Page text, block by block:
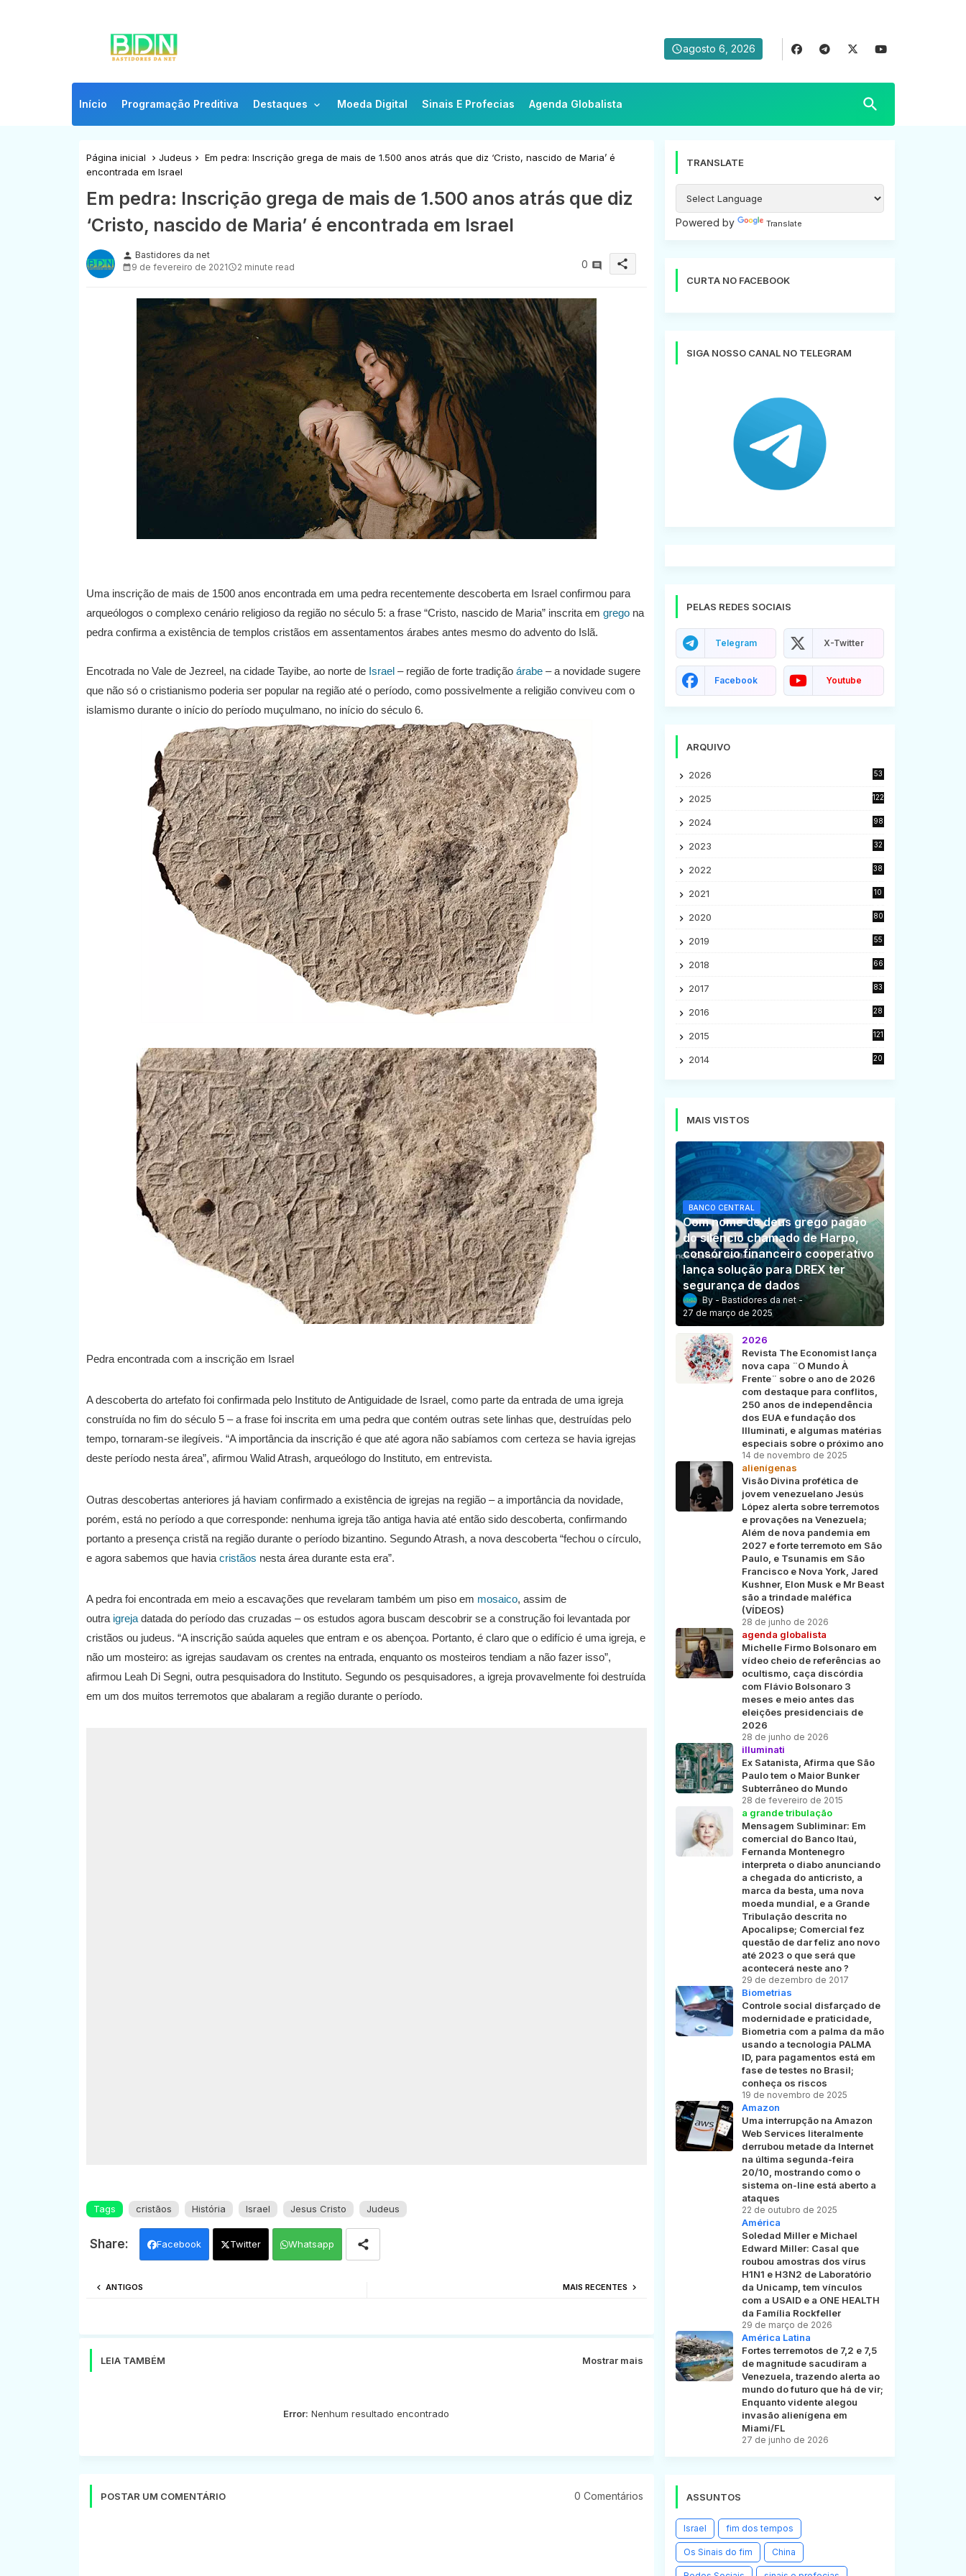
agosto 6, 2026
Início Programação Preditiva Destaques Moeda Digital Sinais E Profecias Agenda Globalista
Página inicial Judeus
Em pedra: Inscrição grega de mais de 1.500 anos atrás que diz ‘Cristo, nascido de Maria’ é
encontrada em Israel
Em pedra: Inscrição grega de mais de 1.500 anos atrás que diz
‘Cristo, nascido de Maria’ é encontrada em Israel
person Bastidores da net
9 de fevereiro de 2021
2 minute read 0 share
Uma inscrição de mais de 1500 anos encontrada em uma pedra recentemente descoberta em Israel confirmou para
arqueólogos o complexo cenário religioso da região no século 5: a frase “Cristo, nascido de Maria” inscrita em gregona
pedra confirma a existência de templos cristãos em assentamentos árabes antes mesmo do advento do Islã.
Encotrada no Vale de Jezreel, na cidade Tayibe, ao norte de Israel– região de forte tradição árabe– a novidade sugere
que não só o cristianismo poderia ser popular na região até o período, como possivelmente a religião conviveu com o
islamismo durante o início do período muçulmano, no início do século 6.
Pedra encontrada com a inscrição em Israel
A descoberta do artefato foi confirmada pelo Instituto de Antiguidade de Israel, como parte da entrada de uma igreja
construída no fim do século 5 – a frase foi inscrita em uma pedra que contém outras sete linhas que, destruídas pelo
tempo, tornaram-se ilegíveis. “A importância da inscrição é que até agora não sabíamos com certeza se havia igrejas
deste período nesta área”, afirmou Walid Atrash, arqueólogo do Instituto, em entrevista.
Outras descobertas anteriores já haviam confirmado a existência de igrejas na região – a importância da novidade,
porém, está no período a que corresponde: nenhuma igreja tão antiga havia até então sido descoberta, confirmando
portanto a presença cristã na região durante o período bizantino. Segundo Atrash, a nova descoberta “fechou o círculo,
e agora sabemos que havia cristãos nesta área durante esta era”.
A pedra foi encontrada em meio a escavações que revelaram também um piso em mosaico, assim de
outra igrejadatada do período das cruzadas – os estudos agora buscam descobrir se a construção foi levantada por
cristãos ou judeus. “A inscrição saúda aqueles que entram e os abençoa. Portanto, é claro que o edifício é uma igreja, e
não um mosteiro: as igrejas saudavam os crentes na entrada, enquanto os mosteiros tendiam a não fazer isso”,
afirmou Leah Di Segni, outra pesquisadora do Instituto. Segundo os pesquisadores, a igreja provavelmente foi destruída
em um dos muitos terremotos que abalaram a região durante o período.
Tags cristãos História Israel Jesus Cristo Judeus
Facebook Twitter Whatsapp
MAIS RECENTES
ANTIGOS
LEIA TAMBÉM Mostrar mais
Error: Nenhum resultado encontrado
POSTAR UM COMENTÁRIO 0 Comentários
TRANSLATE
Powered by Translate
CURTA NO FACEBOOK
SIGA NOSSO CANAL NO TELEGRAM
PELAS REDES SOCIAIS
Telegram X-Twitter
Facebook Youtube
ARQUIVO
2026 53
2025 122
2024 98
2023
32
2022
38
2021
10
2020
80
2019
55
2018
66
2017
83
2016
28
2015
121
2014
20
MAIS VISTOS
BANCO CENTRAL
Com nome de deus grego pagão
do silêncio chamado de Harpo,
consórcio financeiro cooperativo
lança solução para DREX ter
segurança de dados
Bastidores da net
27 de março de 2025
2026
Revista The Economist lança
nova capa ¨O Mundo À
Frente¨ sobre o ano de 2026
com destaque para conflitos,
250 anos de independência
dos EUA e fundação dos
Illuminati, e algumas matérias
especiais sobre o próximo ano
14 de novembro de 2025
alienígenas
Visão Divina profética de
jovem venezuelano Jesús
López alerta sobre terremotos
e provações na Venezuela;
Além de nova pandemia em
2027 e forte terremoto em São
Paulo, e Tsunamis em São
Francisco e Nova York, Jared
Kushner, Elon Musk e Mr Beast
são a trindade maléfica
(VÍDEOS)
28 de junho de 2026
agenda globalista
Michelle Firmo Bolsonaro em
vídeo cheio de referências ao
ocultismo, caça discórdia
com Flávio Bolsonaro 3
meses e meio antes das
eleições presidenciais de
2026
28 de junho de 2026
illuminati
Ex Satanista, Afirma que São
Paulo tem o Maior Bunker
Subterrâneo do Mundo
28 de fevereiro de 2015
a grande tribulação
Mensagem Subliminar: Em
comercial do Banco Itaú,
Fernanda Montenegro
interpreta o diabo anunciando
a chegada do anticristo, a
marca da besta, uma nova
moeda mundial, e a Grande
Tribulação descrita no
Apocalipse; Comercial fez
questão de dar feliz ano novo
até 2023 o que será que
acontecerá neste ano ?
29 de dezembro de 2017
Biometrias
Controle social disfarçado de
modernidade e praticidade,
Biometria com a palma da mão
usando a tecnologia PALMA
ID, para pagamentos está em
fase de testes no Brasil;
conheça os riscos
19 de novembro de 2025
Amazon
Uma interrupção na Amazon
Web Services literalmente
derrubou metade da Internet
na última segunda-feira
20/10, mostrando como o
sistema on-line está aberto a
ataques
22 de outubro de 2025
América
Soledad Miller e Michael
Edward Miller: Casal que
roubou amostras dos vírus
H1N1 e H3N2 de Laboratório
da Unicamp, tem vínculos
com a USAID e a ONE HEALTH
da Família Rockfeller
29 de março de 2026
América Latina
Fortes terremotos de 7,2 e 7,5
de magnitude sacudiram a
Venezuela, trazendo alerta ao
mundo do futuro que há de vir;
Enquanto vidente alegou
invasão alienígena em
Miami/FL
27 de junho de 2026
ASSUNTOS
Israel fim dos tempos
Os Sinais do fim China